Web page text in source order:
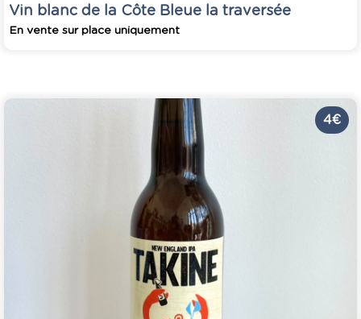
Vin blanc de la Côte Bleue la traversée
En vente sur place uniquement
4 €